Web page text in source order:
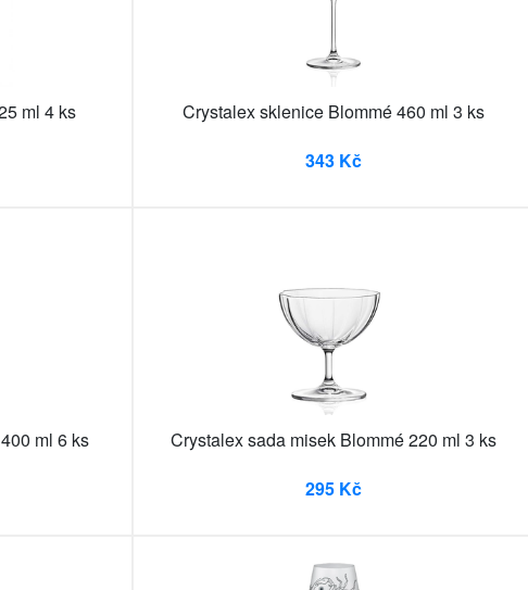
ml 4 ks
Crystalex sklenice Blommé 460 ml 3 ks
343 Kč
ml 6 ks
Crystalex sada misek Blommé 220 ml 3 ks
295 Kč